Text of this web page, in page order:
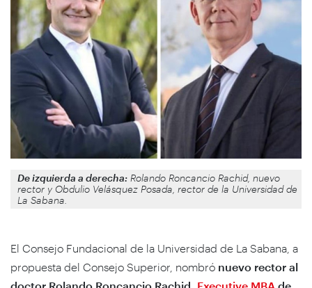
De izquierda a derecha: Rolando Roncancio Rachid, nuevo
rector y Obdulio Velásquez Posada, rector de la Universidad de
La Sabana.
El Consejo Fundacional de la Universidad de La Sabana, a
propuesta del Consejo Superior, nombró nuevo rector al